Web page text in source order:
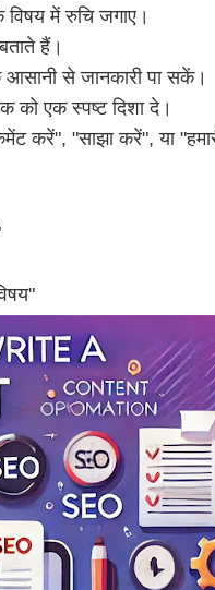
में रुचि जगाए।
हैं।
से जानकारी पा सकें।
को एक स्पष्ट दिशा दे।
करें", "साझा करें", या